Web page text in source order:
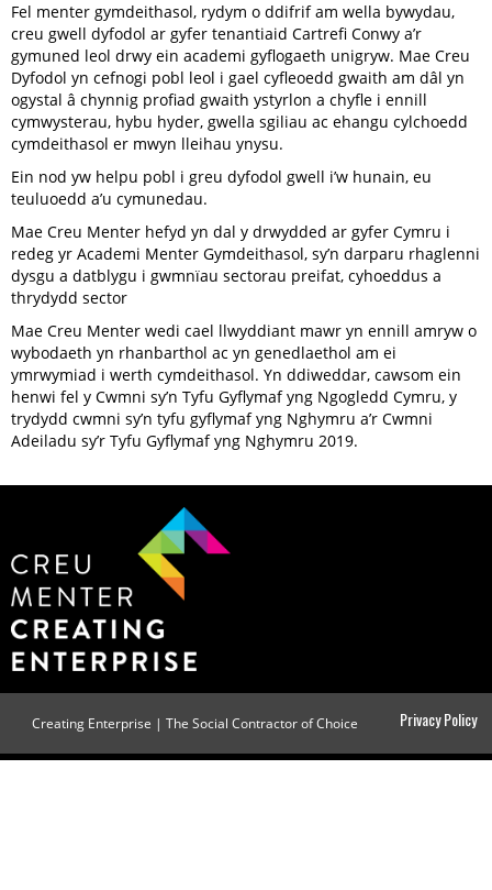
Fel menter gymdeithasol, rydym o ddifrif am wella bywydau,
creu gwell dyfodol ar gyfer tenantiaid Cartrefi Conwy a’r
gymuned leol drwy ein academi gyflogaeth unigryw. Mae Creu
Dyfodol yn cefnogi pobl leol i gael cyfleoedd gwaith am dâl yn
ogystal â chynnig profiad gwaith ystyrlon a chyfle i ennill
cymwysterau, hybu hyder, gwella sgiliau ac ehangu cylchoedd
cymdeithasol er mwyn lleihau ynysu.
Ein nod yw helpu pobl i greu dyfodol gwell i’w hunain, eu
teuluoedd a’u cymunedau.
Mae Creu Menter hefyd yn dal y drwydded ar gyfer Cymru i
redeg yr Academi Menter Gymdeithasol, sy’n darparu rhaglenni
dysgu a datblygu i gwmnïau sectorau preifat, cyhoeddus a
thrydydd sector
Mae Creu Menter wedi cael llwyddiant mawr yn ennill amryw o
wybodaeth yn rhanbarthol ac yn genedlaethol am ei
ymrwymiad i werth cymdeithasol. Yn ddiweddar, cawsom ein
henwi fel y Cwmni sy’n Tyfu Gyflymaf yng Ngogledd Cymru, y
trydydd cwmni sy’n tyfu gyflymaf yng Nghymru a’r Cwmni
Adeiladu sy’r Tyfu Gyflymaf yng Nghymru 2019.
Creating Enterprise | The Social Contractor of Choice Privacy Policy